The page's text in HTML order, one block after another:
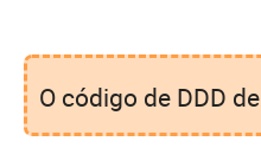
O código de DDD de